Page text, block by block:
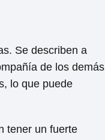
Se describen a
de los demás
lo que puede
tener un fuerte